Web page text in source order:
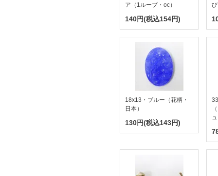
ア（1ループ・oc）
140円(税込154円)
18x13・ブルー（花柄・
日本）
130円(税込143円)